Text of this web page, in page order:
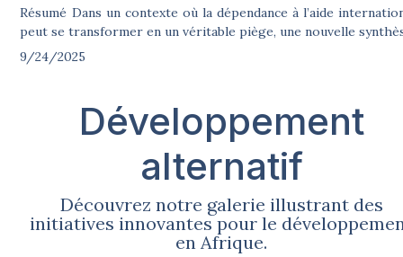
Résumé Dans un contexte où la dépendance à l’aide
peut se transformer en un véritable piège, une nouvelle
9/24/2025
Développement
alternatif
Découvrez notre galerie illustrant des
initiatives innovantes pour le
en Afrique.